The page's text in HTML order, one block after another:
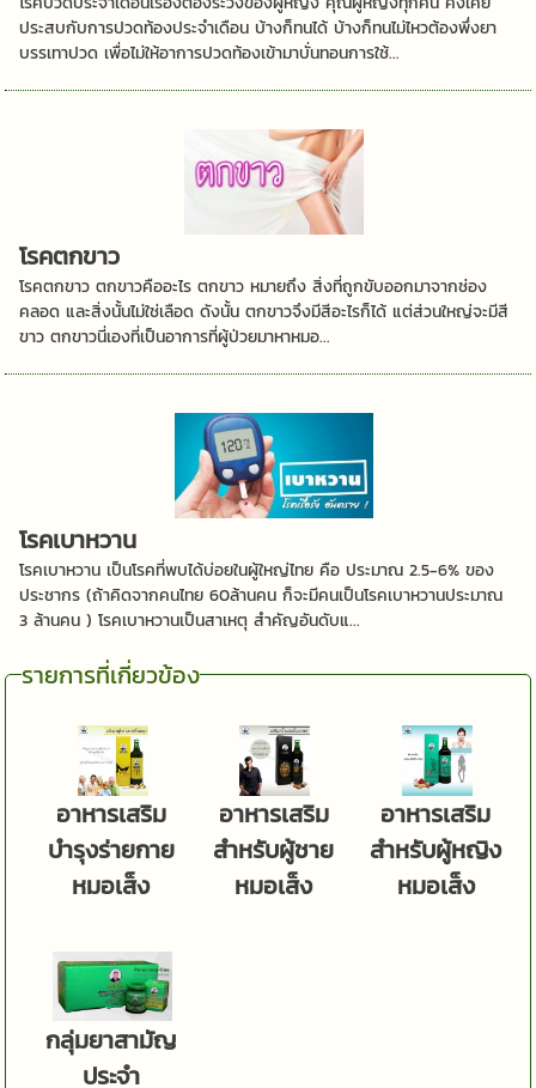
ประสบกับการปวดท้องประจำเดือน บ้างก็ทนได้ บ้างก็ทนไม่ไหวต้องพึ่งยา
บรรเทาปวด เพื่อไม่ให้อาการปวดท้องเข้ามาบั่นทอนการใช้...
โรคตกขาว
โรคตกขาว ตกขาวคืออะไร ตกขาว หมายถึง สิ่งที่ถูกขับออกมาจากช่อง
คลอด และสิ่งนั้นไม่ใช่เลือด ดังนั้น ตกขาวจึงมีสีอะไรก็ได้ แต่ส่วนใหญ่จะมีสี
ขาว ตกขาวนี่เองที่เป็นอาการที่ผู้ป่วยมาหาหมอ...
โรคเบาหวาน
โรคเบาหวาน เป็นโรคที่พบได้บ่อยในผู้ใหญ่ไทย คือ ประมาณ 2.5-6% ของ
ประชากร (ถ้าคิดจากคนไทย 60ล้านคน ก็จะมีคนเป็นโรคเบาหวานประมาณ
3 ล้านคน ) โรคเบาหวานเป็นสาเหตุ สำคัญอันดับแ...
รายการที่เกี่ยวข้อง
อาหารเสริม
บำรุงร่ายกาย
หมอเส็ง
อาหารเสริม
สำหรับผู้ชาย
หมอเส็ง
อาหารเสริม
สำหรับผู้หญิง
หมอเส็ง
กลุ่มยาสามัญ
ประจำ